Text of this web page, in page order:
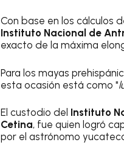
Con base en los cálculos
Instituto Nacional de
exacto de la máxima
Para los mayas
esta ocasión está como "
El custodio del Instituto
Cetina, fue quien logró
por el astrónomo